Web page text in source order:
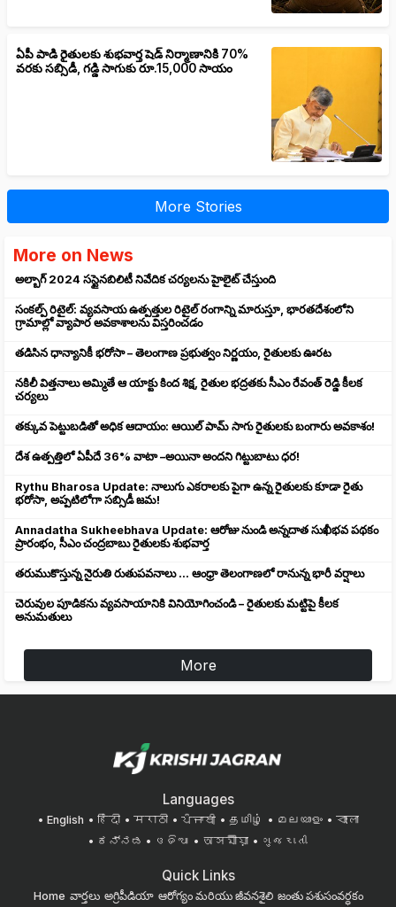
ఏపీ పాడి రైతులకు శుభవార్త షెడ్ నిర్మాణానికి 70%
వరకు సబ్సిడీ, గడ్డి సాగుకు రూ.15,000 సాయం
More Stories
More on News
అల్బాగ్ 2024 సస్టైనబిలిటీ నివేదిక చర్యలను హైలైట్ చేస్తుంది
సంకల్ప్ రిటైల్: వ్యవసాయ ఉత్పత్తుల రిటైల్ రంగాన్ని మారుస్తూ, భారతదేశంలోని
గ్రామాల్లో వ్యాపార అవకాశాలను విస్తరించడం
తడిసిన ధాన్యానికీ భరోసా – తెలంగాణ ప్రభుత్వం నిర్ణయం, రైతులకు ఊరట
నకిలీ విత్తనాలు అమ్మితే ఆ యాక్టు కింద శిక్ష, రైతుల భద్రతకు సీఎం రేవంత్ రెడ్డి కీలక
చర్యలు
తక్కువ పెట్టుబడితో అధిక ఆదాయం: ఆయిల్ పామ్ సాగు రైతులకు బంగారు అవకాశం!
దేశ ఉత్పత్తిలో ఏపీదే 36% వాటా –అయినా అందని గిట్టుబాటు ధర!
Rythu Bharosa Update: నాలుగు ఎకరాలకు పైగా ఉన్న రైతులకు కూడా రైతు
భరోసా, అప్పటిలోగా సబ్సిడీ జమ!
Annadatha Sukheebhava Update: ఆరోజు నుండి అన్నదాత సుఖీభవ పథకం
ప్రారంభం, సీఎం చంద్రబాబు రైతులకు శుభవార్త
తరుముకొస్తున్న నైరుతి రుతుపవనాలు ... ఆంధ్రా తెలంగాణలో రానున్న భారీ వర్షాలు
చెరువుల పూడికను వ్యవసాయానికి వినియోగించండి – రైతులకు మట్టిపై కీలక
అనుమతులు
More
Languages
English हिंदी मराठी ਪੰਜਾਬੀ தமிழ் മലയാളം
বাংলা
ಕನ್ನಡ
ଓଡିଆ অসমীয়া ગુજરાતી
Quick Links
Home వార్తలు అగ్రిపీడియా ఆరోగ్యం మరియు జీవనశైలి జంతు పశుసంవర్ధకం